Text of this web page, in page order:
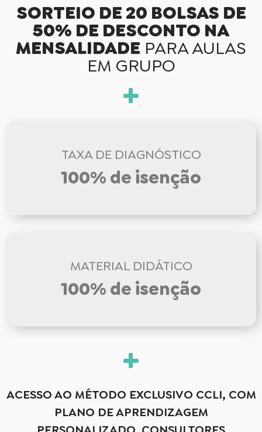
SORTEIO DE 20 BOLSAS DE
50% DE DESCONTO NA
MENSALIDADE PARA AULAS
EM GRUPO
+
TAXA DE DIAGNÓSTICO
100% de isenção
MATERIAL DIDÁTICO
100% de isenção
+
ACESSO AO MÉTODO EXCLUSIVO CCLI, COM
PLANO DE APRENDIZAGEM